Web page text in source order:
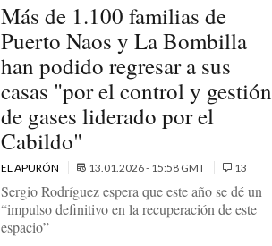
Más de 1.100 familias de
Puerto Naos y La Bombilla
han podido regresar a sus
casas "por el control y gestión
de gases liderado por el
Cabildo"
EL APURÓN 13.01.2026 - 15:58 GMT 13
Sergio Rodríguez espera que este año se dé un
“impulso definitivo en la recuperación de este
espacio”